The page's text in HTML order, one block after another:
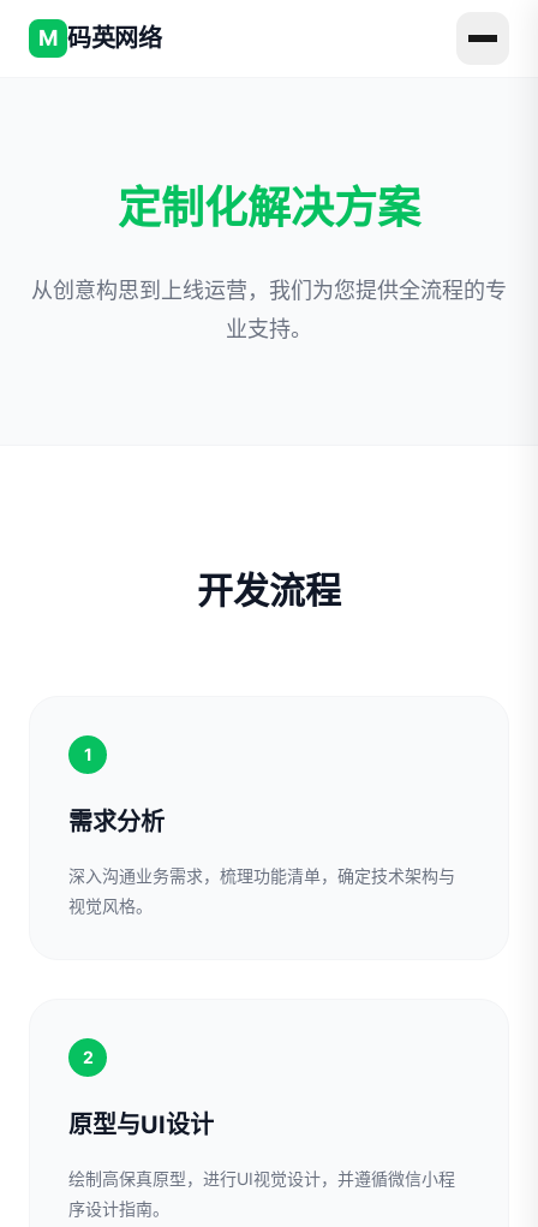
M 码英网络
定制化解决方案
从创意构思到上线运营，我们为您提供全流程的专
业支持。
开发流程
1
需求分析
深入沟通业务需求，梳理功能清单，确定技术架构与
视觉风格。
2
原型与UI设计
绘制高保真原型，进行UI视觉设计，并遵循微信小程
序设计指南。